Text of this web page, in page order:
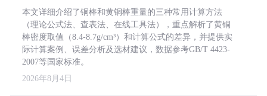
本文详细介绍了铜棒和黄铜棒重量的三种常用计算方法
（理论公式法、查表法、在线工具法），重点解析了黄铜
棒密度取值（8.4-8.7g/cm³）和计算公式的差异，并提供实
际计算案例、误差分析及选材建议，数据参考GB/T 4423-
2007等国家标准。
2026年8月4日